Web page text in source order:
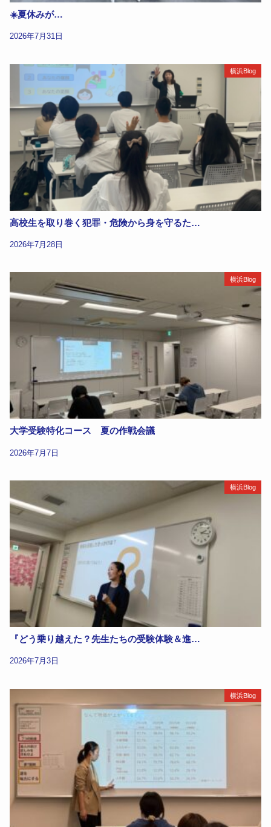
☀️夏休みが…
2026年7月31日
横浜Blog
高校生を取り巻く犯罪・危険から身を守るた…
2026年7月28日
横浜Blog
大学受験特化コース 夏の作戦会議
2026年7月7日
横浜Blog
『どう乗り越えた？先生たちの受験体験＆進…
2026年7月3日
横浜Blog